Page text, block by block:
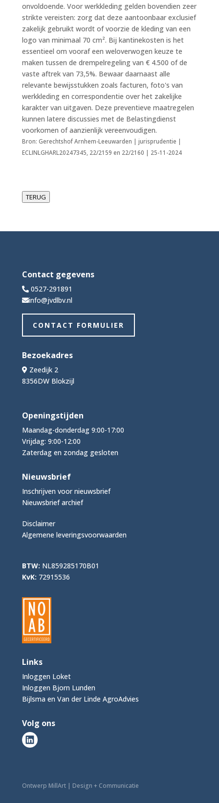
onvoldoende. Voor werkkleding gelden bovendien zeer
strikte vereisten: zorg dat deze aantoonbaar exclusief
zakelijk gebruikt wordt of voorzie de kleding van een
logo van minimaal 70 cm². Bij kantinekosten is het
essentieel om vooraf een weloverwogen keuze te
maken tussen de drempelregeling van € 4.500 of de
vaste aftrek van 73,5%. Bewaar daarnaast alle
relevante bewijsstukken zoals facturen, foto's van
werkkleding en correspondentie over het zakelijke
karakter van uitgaven. Deze preventieve maatregelen
kunnen latere discussies met de Belastingdienst
voorkomen of aanzienlijk vereenvoudigen.
Bron: Gerechtshof Arnhem-Leeuwarden | jurisprudentie |
ECLINLGHARL20247345, 22/2159 en 22/2160 | 25-11-2024
TERUG
Contact gegevens
0527-291891
info@jvdlbv.nl
CONTACT FORMULIER
Bezoekadres
Zeedijk 2
8356DW Blokzijl
Openingstijden
Maandag-donderdag 9:00-17:00
Vrijdag: 9:00-12:00
Zaterdag en zondag gesloten
Nieuwsbrief
Inschrijven voor nieuwsbrief
Nieuwsbrief archief
Disclaimer
Algemene leveringsvoorwaarden
BTW: NL859285170B01
KvK: 72915536
Links
Inloggen Loket
Inloggen Bjorn Lunden
Bijlsma en Van der Linde AgroAdvies
Volg ons
Ontwerp MillArt | Design + Communicatie